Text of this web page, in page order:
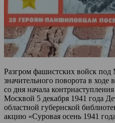
Разгром фашистских войск под
значительного поворота в
со дня начала
Москвой 5 декабря 1941 года
областной губернской
акцию «Суровая осень 1941